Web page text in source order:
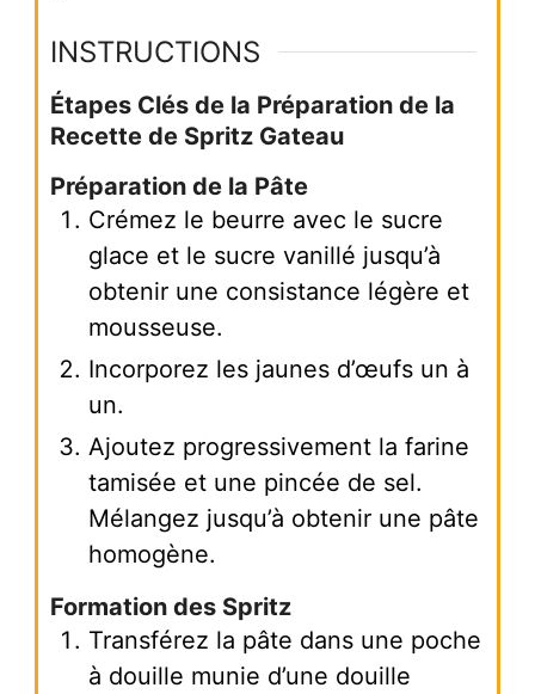
INSTRUCTIONS
Étapes Clés de la Préparation de la
Recette de Spritz Gateau
Préparation de la Pâte
Crémez le beurre avec le sucre
glace et le sucre vanillé jusqu’à
obtenir une consistance légère et
mousseuse.
Incorporez les jaunes d’œufs un à
un.
Ajoutez progressivement la farine
tamisée et une pincée de sel.
Mélangez jusqu’à obtenir une pâte
homogène.
Formation des Spritz
Transférez la pâte dans une poche
à douille munie d’une douille